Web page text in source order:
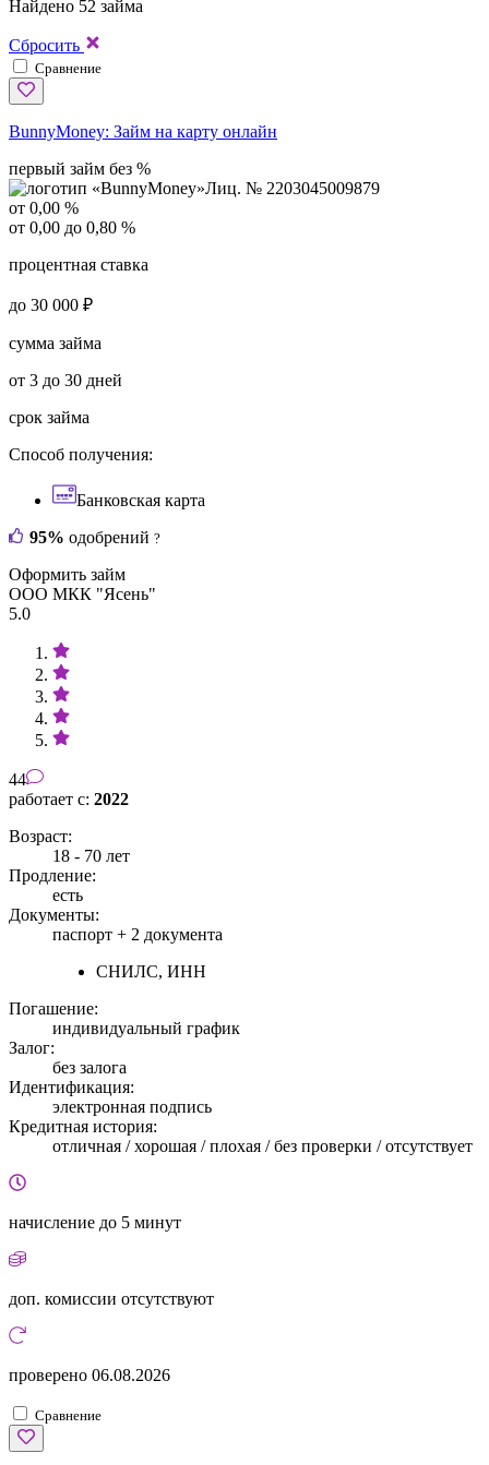
Найдено 52 займа
Сбросить
Сравнение
BunnyMoney: Займ на карту онлайн
первый займ без %
Лиц. № 2203045009879
от 0,00 %
от 0,00 до 0,80 %
процентная ставка
до 30 000 ₽
сумма займа
от 3 до 30 дней
срок займа
Способ получения:
Банковская карта
95% одобрений ?
Оформить займ
ООО МКК "Ясень"
5.0
44
работает с: 2022
Возраст:
18 - 70 лет
Продление:
есть
Документы:
паспорт + 2 документа
СНИЛС, ИНН
Погашение:
индивидуальный график
Залог:
без залога
Идентификация:
электронная подпись
Кредитная история:
отличная / хорошая / плохая / без проверки / отсутствует
начисление до 5 минут
доп. комиссии отсутствуют
проверено 06.08.2026
Сравнение